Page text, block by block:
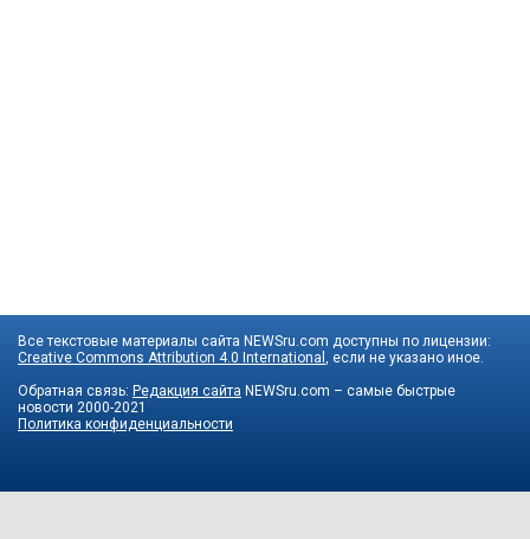
Все текстовые материалы сайта NEWSru.com доступны по лицензии:
Creative Commons Attribution 4.0 International
, если не указано иное.
Обратная связь: Редакция сайта NEWSru.com – самые быстрые
новости 2000-2021
Политика конфиденциальности